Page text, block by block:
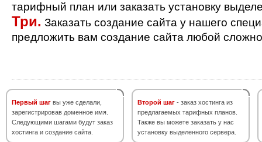
тарифный план или заказать установку
Три. Заказать создание сайта у нашего
предложить вам создание сайта любой
Первый шаг вы уже сделали,
зарегистрировав доменное имя.
Следующими шагами будут заказ
хостинга и создание сайта.
Второй шаг - заказ хостинга из
предлагаемых тарифных планов.
Также вы можете заказать у нас
установку выделенного сервера.